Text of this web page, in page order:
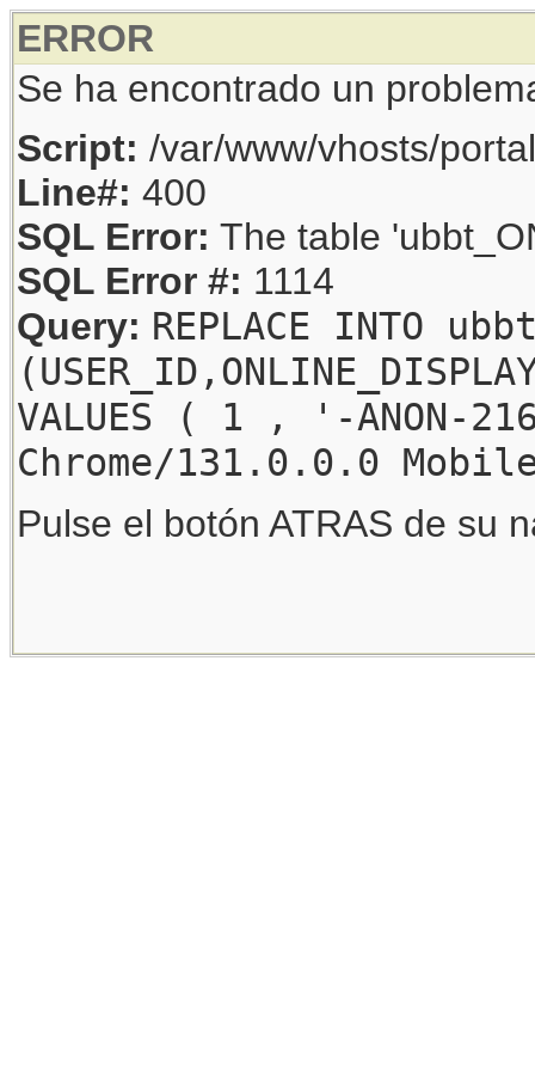
ERROR
Se ha encontrado un
Script: /var/www/vhosts/
Line#: 400
SQL Error: The table
SQL Error #: 1114
Query: REPLACE INTO
VALUES ( 1 , '-
Chrome/131.0.0.0
Pulse el botón ATRAS de su